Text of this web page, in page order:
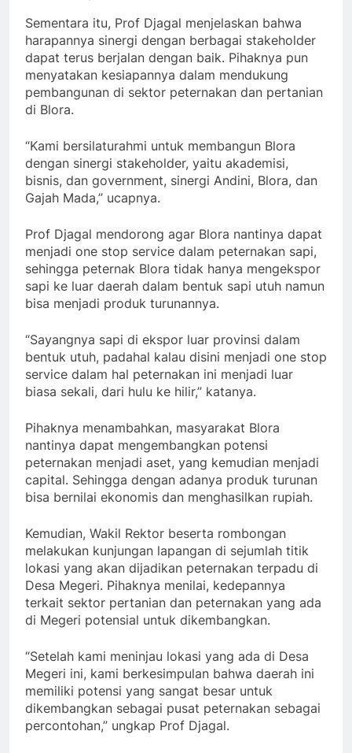
Sementara itu, Prof Djagal menjelaskan bahwa
harapannya sinergi dengan berbagai stakeholder
dapat terus berjalan dengan baik. Pihaknya pun
menyatakan kesiapannya dalam mendukung
pembangunan di sektor peternakan dan pertanian
di Blora.
“Kami bersilaturahmi untuk membangun Blora
dengan sinergi stakeholder, yaitu akademisi,
bisnis, dan government, sinergi Andini, Blora, dan
Gajah Mada,” ucapnya.
Prof Djagal mendorong agar Blora nantinya dapat
menjadi one stop service dalam peternakan sapi,
sehingga peternak Blora tidak hanya mengekspor
sapi ke luar daerah dalam bentuk sapi utuh namun
bisa menjadi produk turunannya.
“Sayangnya sapi di ekspor luar provinsi dalam
bentuk utuh, padahal kalau disini menjadi one stop
service dalam hal peternakan ini menjadi luar
biasa sekali, dari hulu ke hilir,” katanya.
Pihaknya menambahkan, masyarakat Blora
nantinya dapat mengembangkan potensi
peternakan menjadi aset, yang kemudian menjadi
capital. Sehingga dengan adanya produk turunan
bisa bernilai ekonomis dan menghasilkan rupiah.
Kemudian, Wakil Rektor beserta rombongan
melakukan kunjungan lapangan di sejumlah titik
lokasi yang akan dijadikan peternakan terpadu di
Desa Megeri. Pihaknya menilai, kedepannya
terkait sektor pertanian dan peternakan yang ada
di Megeri potensial untuk dikembangkan.
“Setelah kami meninjau lokasi yang ada di Desa
Megeri ini, kami berkesimpulan bahwa daerah ini
memiliki potensi yang sangat besar untuk
dikembangkan sebagai pusat peternakan sebagai
percontohan,” ungkap Prof Djagal.